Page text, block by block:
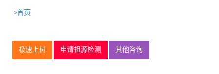
>首页
极速上树 申请祖源检测 其他咨询